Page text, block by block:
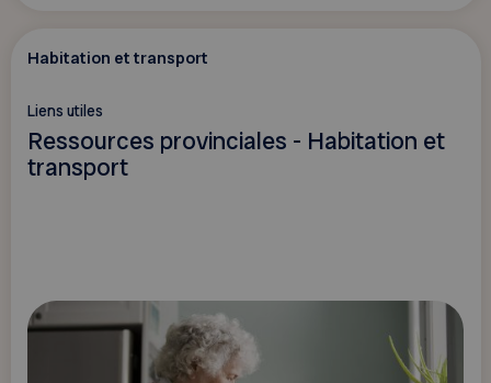
Habitation et transport
Liens utiles
Ressources provinciales - Habitation et
transport